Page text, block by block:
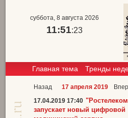
суббота, 8 августа 2026
11:51:23
Главная тема Тренды
Назад 17 апреля 2019
17.04.2019 17:40
запускает новый цифровой